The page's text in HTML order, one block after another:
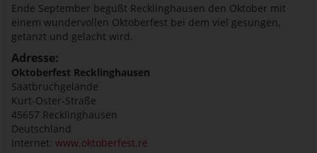
Ende September begüßt Recklinghausen den Oktober mit
einem wundervollen Oktoberfest bei dem viel gesungen,
getanzt und gelacht wird.
Adresse:
Oktoberfest Recklinghausen
Saatbruchgelände
Kurt-Oster-Straße
45657 Recklinghausen
Deutschland
Internet: www.oktoberfest.re